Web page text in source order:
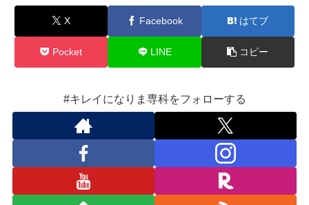
X Facebook はてブ
Pocket LINE コピー
#キレイになりま専科をフォローする